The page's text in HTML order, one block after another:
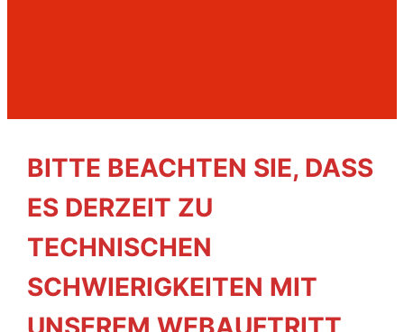
BITTE BEACHTEN SIE, DASS
ES DERZEIT ZU
TECHNISCHEN
SCHWIERIGKEITEN MIT